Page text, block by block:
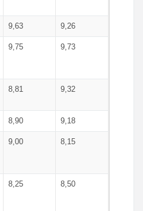
9,63 9,26
9,75 9,73
8,81 9,32
8,90 9,18
9,00 8,15
8,25 8,50